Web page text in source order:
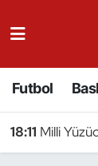
Futbol
18:11 Milli